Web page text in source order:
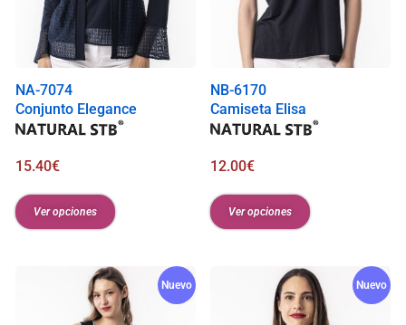
NA-7074
Conjunto Elegance
15.40€
Ver opciones
NB-6170
Camiseta Elisa
12.00€
Ver opciones
Nuevo Nuevo